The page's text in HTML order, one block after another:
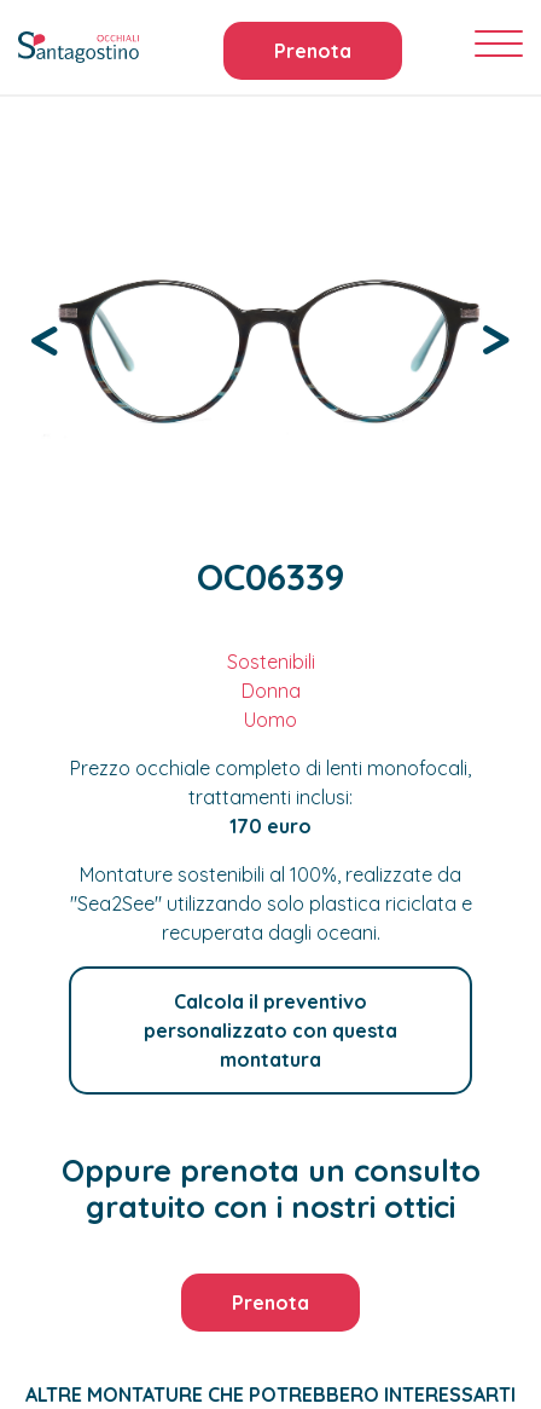
Prenota
OC06339
Sostenibili
Donna
Uomo
Prezzo occhiale completo di lenti monofocali,
trattamenti inclusi:
170 euro
Montature sostenibili al 100%, realizzate da
"Sea2See" utilizzando solo plastica riciclata e
recuperata dagli oceani.
Calcola il preventivo
personalizzato con questa
montatura
Oppure prenota un consulto
gratuito con i nostri ottici
Prenota
ALTRE MONTATURE CHE POTREBBERO INTERESSARTI